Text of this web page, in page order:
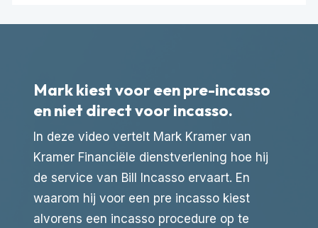
Mark kiest voor een pre-incasso
en niet direct voor incasso.
In deze video vertelt Mark Kramer van
Kramer Financiële dienstverlening hoe hij
de service van Bill Incasso ervaart. En
waarom hij voor een pre incasso kiest
alvorens een incasso procedure op te